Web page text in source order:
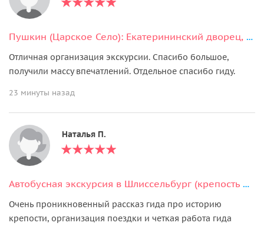
Пушкин (Царское Село): Екатерининский дворец, парк и Янтарная комната
Отличная организация экскурсии. Спасибо большое,
получили массу впечатлений. Отдельное спасибо гиду.
23 минуты назад
Наталья П.
Автобусная экскурсия в Шлиссельбург (крепость Орешек)
Очень проникновенный рассказ гида про историю
крепости, организация поездки и четкая работа гида